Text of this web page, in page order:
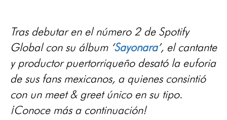
Tras debutar en el número 2 de Spotify
Global con su álbum ‘Sayonara’, el cantante
y productor puertorriqueño desató la euforia
de sus fans mexicanos, a quienes consintió
con un meet & greet único en su tipo.
¡Conoce más a continuación!